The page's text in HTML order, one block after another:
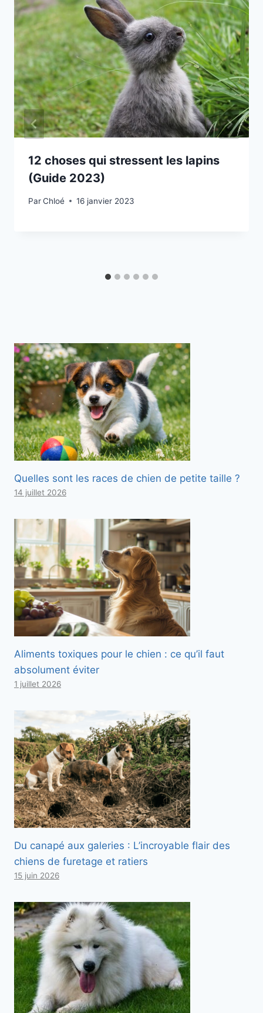
12 choses qui stressent les lapins
(Guide 2023)
ParChloé 16 janvier 2023
Quelles sont les races de chien de petite taille ?
14 juillet 2026
Aliments toxiques pour le chien : ce qu’il faut
absolument éviter
1 juillet 2026
Du canapé aux galeries : L’incroyable flair des
chiens de furetage et ratiers
15 juin 2026